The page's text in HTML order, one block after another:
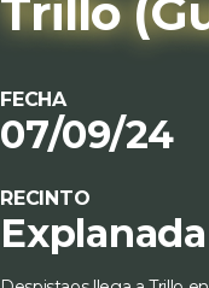
Trillo
FECHA
07/09/24
RECINTO